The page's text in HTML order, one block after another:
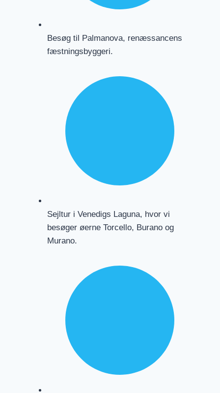
Besøg til Palmanova, renæssancens
fæstningsbyggeri.
Sejltur i Venedigs Laguna, hvor vi
besøger øerne Torcello, Burano og
Murano.